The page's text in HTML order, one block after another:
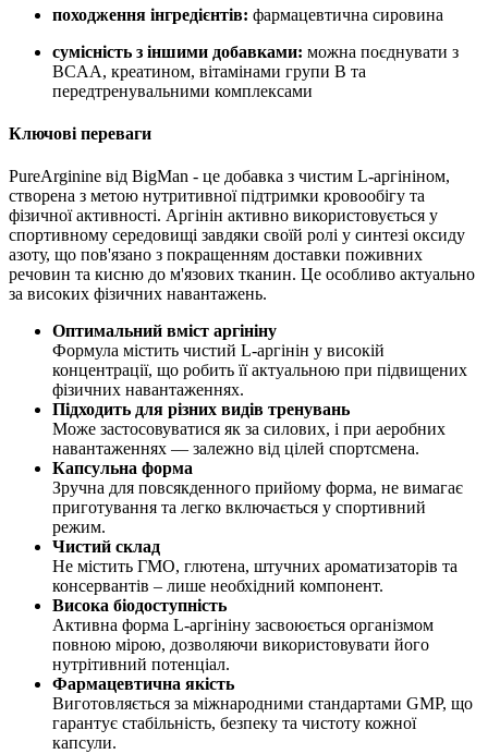
походження інгредієнтів: фармацевтична сировина
сумісність з іншими добавками: можна поєднувати з
BCAA, креатином, вітамінами групи B та
передтренувальними комплексами
Ключові переваги
PureArginine від BigMan - це добавка з чистим L-аргініном,
створена з метою нутритивної підтримки кровообігу та
фізичної активності. Аргінін активно використовується у
спортивному середовищі завдяки своїй ролі у синтезі оксиду
азоту, що пов'язано з покращенням доставки поживних
речовин та кисню до м'язових тканин. Це особливо актуально
за високих фізичних навантажень.
Оптимальний вміст аргініну
Формула містить чистий L-аргінін у високій
концентрації, що робить її актуальною при підвищених
фізичних навантаженнях.
Підходить для різних видів тренувань
Може застосовуватися як за силових, і при аеробних
навантаженнях — залежно від цілей спортсмена.
Капсульна форма
Зручна для повсякденного прийому форма, не вимагає
приготування та легко включається у спортивний
режим.
Чистий склад
Не містить ГМО, глютена, штучних ароматизаторів та
консервантів – лише необхідний компонент.
Висока біодоступність
Активна форма L-аргініну засвоюється організмом
повною мірою, дозволяючи використовувати його
нутрітивний потенціал.
Фармацевтична якість
Виготовляється за міжнародними стандартами GMP, що
гарантує стабільність, безпеку та чистоту кожної
капсули.